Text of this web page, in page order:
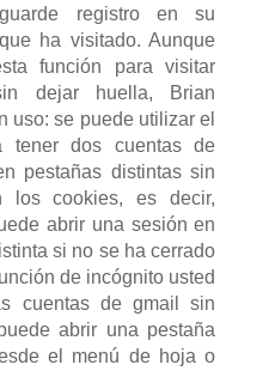
registro en su
ha visitado. Aunque
función para visitar
dejar huella, Brian
uso: se puede utilizar el
tener dos cuentas de
pestañas distintas sin
los cookies, es decir,
abrir una sesión en
si no se ha cerrado
de incógnito usted
cuentas de gmail sin
abrir una pestaña
el menú de hoja o